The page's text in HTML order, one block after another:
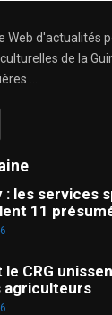
Web d'actualités
de la
...
: les services
11
le CRG
agriculteurs